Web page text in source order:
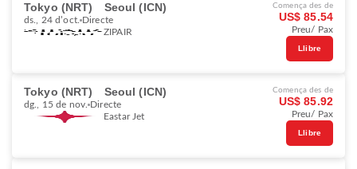
Tokyo (NRT) Seoul (ICN)
ds., 24 d’oct. Directe
ZIPAIR
Comença des de
US$ 85.54
Preu/ Pax
Llibre
Tokyo (NRT) Seoul (ICN)
dg., 15 de nov. Directe
Eastar Jet
Comença des de
US$ 85.92
Preu/ Pax
Llibre